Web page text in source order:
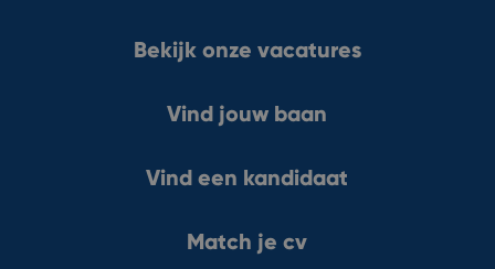
Bekijk onze vacatures
Vind jouw baan
Vind een kandidaat
Match je cv